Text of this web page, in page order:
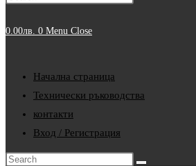
0.00лв. 0 Menu Close
Начална страница
Технически ръководства
контакти
Вход / Регистрация